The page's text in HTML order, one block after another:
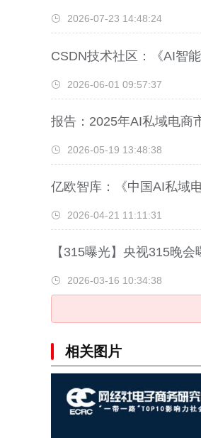
2026-07-23 14:48:24
CSDN技术社区：《AI智
2026-06-01 09:57:37
报告：2025年AI私域电商
2026-05-19 13:48:38
亿欧智库：《中国AI私域
2026-04-21 11:11:31
【315曝光】央视315晚
2026-03-16 10:34:38
相关图片